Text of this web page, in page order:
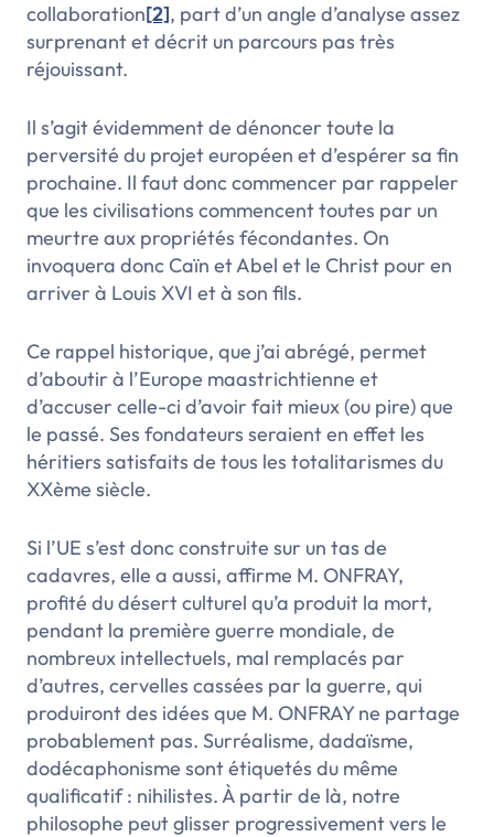
collaboration[2], part d’un angle d’analyse assez
surprenant et décrit un parcours pas très
réjouissant.
Il s’agit évidemment de dénoncer toute la
perversité du projet européen et d’espérer sa fin
prochaine. Il faut donc commencer par rappeler
que les civilisations commencent toutes par un
meurtre aux propriétés fécondantes. On
invoquera donc Caïn et Abel et le Christ pour en
arriver à Louis XVI et à son fils.
Ce rappel historique, que j’ai abrégé, permet
d’aboutir à l’Europe maastrichtienne et
d’accuser celle-ci d’avoir fait mieux (ou pire) que
le passé. Ses fondateurs seraient en effet les
héritiers satisfaits de tous les totalitarismes du
XXème siècle.
Si l’UE s’est donc construite sur un tas de
cadavres, elle a aussi, affirme M. ONFRAY,
profité du désert culturel qu’a produit la mort,
pendant la première guerre mondiale, de
nombreux intellectuels, mal remplacés par
d’autres, cervelles cassées par la guerre, qui
produiront des idées que M. ONFRAY ne partage
probablement pas. Surréalisme, dadaïsme,
dodécaphonisme sont étiquetés du même
qualificatif : nihilistes. À partir de là, notre
philosophe peut glisser progressivement vers le